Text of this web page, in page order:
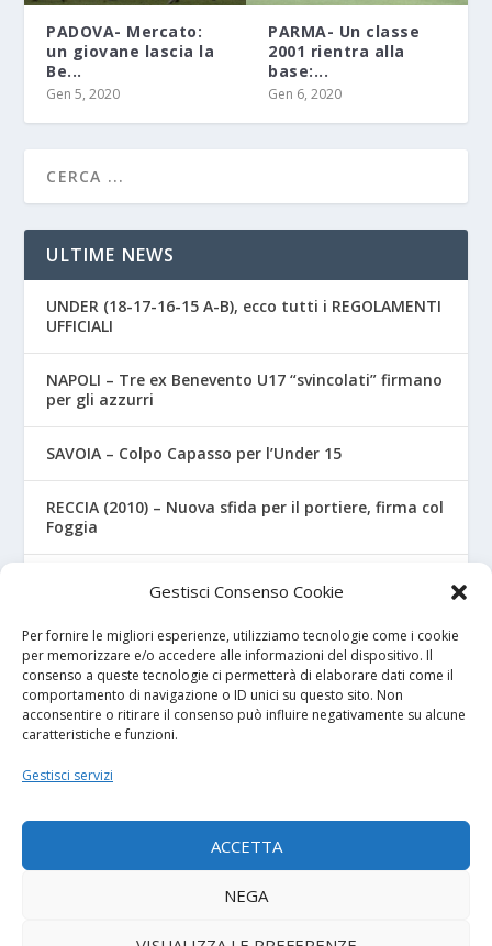
Gestisci Consenso Cookie
Per fornire le migliori esperienze, utilizziamo tecnologie come i cookie
per memorizzare e/o accedere alle informazioni del dispositivo. Il
consenso a queste tecnologie ci permetterà di elaborare dati come il
comportamento di navigazione o ID unici su questo sito. Non
acconsentire o ritirare il consenso può influire negativamente su alcune
caratteristiche e funzioni.
Gestisci servizi
ACCETTA
NEGA
PADOVA- Mercato:
un giovane lascia la
Be...
Gen 5, 2020
PARMA- Un classe
2001 rientra alla
base:...
Gen 6, 2020
ULTIME NEWS
UNDER (18-17-16-15 A-B), ecco tutti i REGOLAMENTI
UFFICIALI
NAPOLI – Tre ex Benevento U17 “svincolati” firmano
per gli azzurri
SAVOIA – Colpo Capasso per l’Under 15
RECCIA (2010) – Nuova sfida per il portiere, firma col
Foggia
RIZZO – Dalla “Fratelli Bandiera” al Crotone: la
favola di Christian
I NOSTRI SPONSOR
Calcio Panchina
Diretta.it